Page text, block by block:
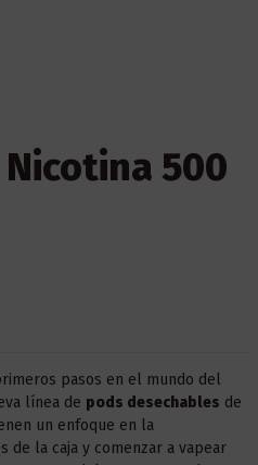
500
pasos en el mundo del
línea de pods desechables de
un enfoque en la
de la caja y comenzar a vapear